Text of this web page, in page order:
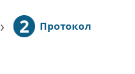
› 2 Протокол